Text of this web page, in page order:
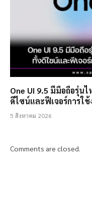
One UI 9.5 มีมือถือรุ่น
ดีไซน์และฟีเจอร์การใ
5 สิงหาคม 2026
Comments are closed.